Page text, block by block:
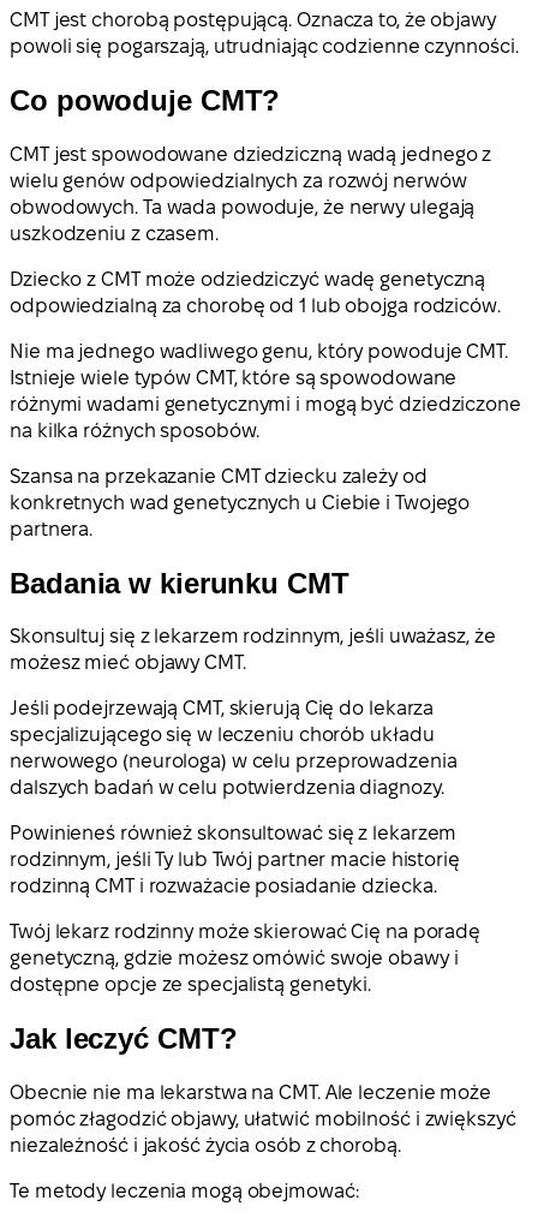
CMT jest chorobą postępującą. Oznacza to, że objawy
powoli się pogarszają, utrudniając codzienne czynności.
Co powoduje CMT?
CMT jest spowodowane dziedziczną wadą jednego z
wielu genów odpowiedzialnych za rozwój nerwów
obwodowych. Ta wada powoduje, że nerwy ulegają
uszkodzeniu z czasem.
Dziecko z CMT może odziedziczyć wadę genetyczną
odpowiedzialną za chorobę od 1 lub obojga rodziców.
Nie ma jednego wadliwego genu, który powoduje CMT.
Istnieje wiele typów CMT, które są spowodowane
różnymi wadami genetycznymi i mogą być dziedziczone
na kilka różnych sposobów.
Szansa na przekazanie CMT dziecku zależy od
konkretnych wad genetycznych u Ciebie i Twojego
partnera.
Badania w kierunku CMT
Skonsultuj się z lekarzem rodzinnym, jeśli uważasz, że
możesz mieć objawy CMT.
Jeśli podejrzewają CMT, skierują Cię do lekarza
specjalizującego się w leczeniu chorób układu
nerwowego (neurologa) w celu przeprowadzenia
dalszych badań w celu potwierdzenia diagnozy.
Powinieneś również skonsultować się z lekarzem
rodzinnym, jeśli Ty lub Twój partner macie historię
rodzinną CMT i rozważacie posiadanie dziecka.
Twój lekarz rodzinny może skierować Cię na poradę
genetyczną, gdzie możesz omówić swoje obawy i
dostępne opcje ze specjalistą genetyki.
Jak leczyć CMT?
Obecnie nie ma lekarstwa na CMT. Ale leczenie może
pomóc złagodzić objawy, ułatwić mobilność i zwiększyć
niezależność i jakość życia osób z chorobą.
Te metody leczenia mogą obejmować: